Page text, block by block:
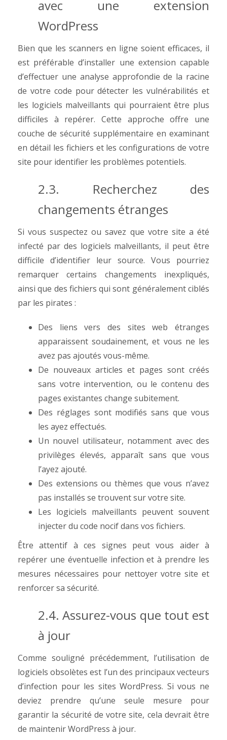
avec une extension
WordPress
Bien que les scanners en ligne soient efficaces, il
est préférable d’installer une extension capable
d’effectuer une analyse approfondie de la racine
de votre code pour détecter les vulnérabilités et
les logiciels malveillants qui pourraient être plus
difficiles à repérer. Cette approche offre une
couche de sécurité supplémentaire en examinant
en détail les fichiers et les configurations de votre
site pour identifier les problèmes potentiels.
2.3. Recherchez des
changements étranges
Si vous suspectez ou savez que votre site a été
infecté par des logiciels malveillants, il peut être
difficile d’identifier leur source. Vous pourriez
remarquer certains changements inexpliqués,
ainsi que des fichiers qui sont généralement ciblés
par les pirates :
Des liens vers des sites web étranges
apparaissent soudainement, et vous ne les
avez pas ajoutés vous-même.
De nouveaux articles et pages sont créés
sans votre intervention, ou le contenu des
pages existantes change subitement.
Des réglages sont modifiés sans que vous
les ayez effectués.
Un nouvel utilisateur, notamment avec des
privilèges élevés, apparaît sans que vous
l’ayez ajouté.
Des extensions ou thèmes que vous n’avez
pas installés se trouvent sur votre site.
Les logiciels malveillants peuvent souvent
injecter du code nocif dans vos fichiers.
Être attentif à ces signes peut vous aider à
repérer une éventuelle infection et à prendre les
mesures nécessaires pour nettoyer votre site et
renforcer sa sécurité.
2.4. Assurez-vous que tout est
à jour
Comme souligné précédemment, l’utilisation de
logiciels obsolètes est l’un des principaux vecteurs
d’infection pour les sites WordPress. Si vous ne
deviez prendre qu’une seule mesure pour
garantir la sécurité de votre site, cela devrait être
de maintenir WordPress à jour.